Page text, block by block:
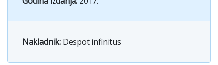
Nakladnik: Despot infinitus